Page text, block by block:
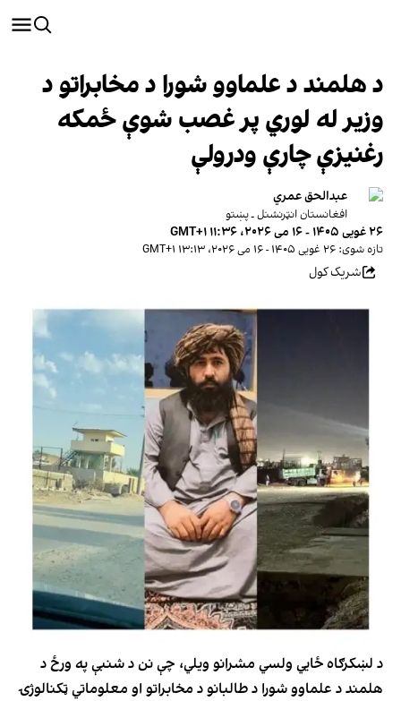
د هلمند د علماوو شورا د مخابراتو د
وزیر له لوري پر غصب شوې ځمکه
رغنیزې چارې ودرولې
عبدالحق عمري
افغانستان انټرنشنل ـ پښتو
۲۶ غویی ۱۴۰۵ - ۱۶ می ۲۰۲۶، ۱۱:۳۶ GMT+۱
تازه شوی: ۲۶ غویی ۱۴۰۵ - ۱۶ می ۲۰۲۶، ۱۳:۱۳ GMT+۱
شریک کول
د لښکرګاه ځايي ولسي مشرانو ویلي، چې نن د شنبې په ورځ د
هلمند د علماوو شورا د طالبانو د مخابراتو او معلوماتي ټکنالوژۍ